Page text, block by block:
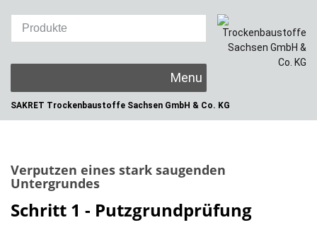
SAKRET Trockenbaustoffe Sachsen GmbH & Co. KG
content
Verputzen eines stark saugenden
Untergrundes
Schritt 1 - Putzgrundprüfung